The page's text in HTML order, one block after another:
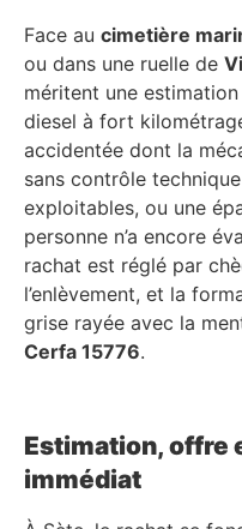
Face au cimetière
ou dans une ruelle de
méritent une estimation
diesel à fort
accidentée dont la
sans contrôle
exploitables, ou une
personne n’a encore
rachat est réglé par
l’enlèvement, et la
grise rayée avec la
Cerfa 15776.
Estimation, offre
immédiat